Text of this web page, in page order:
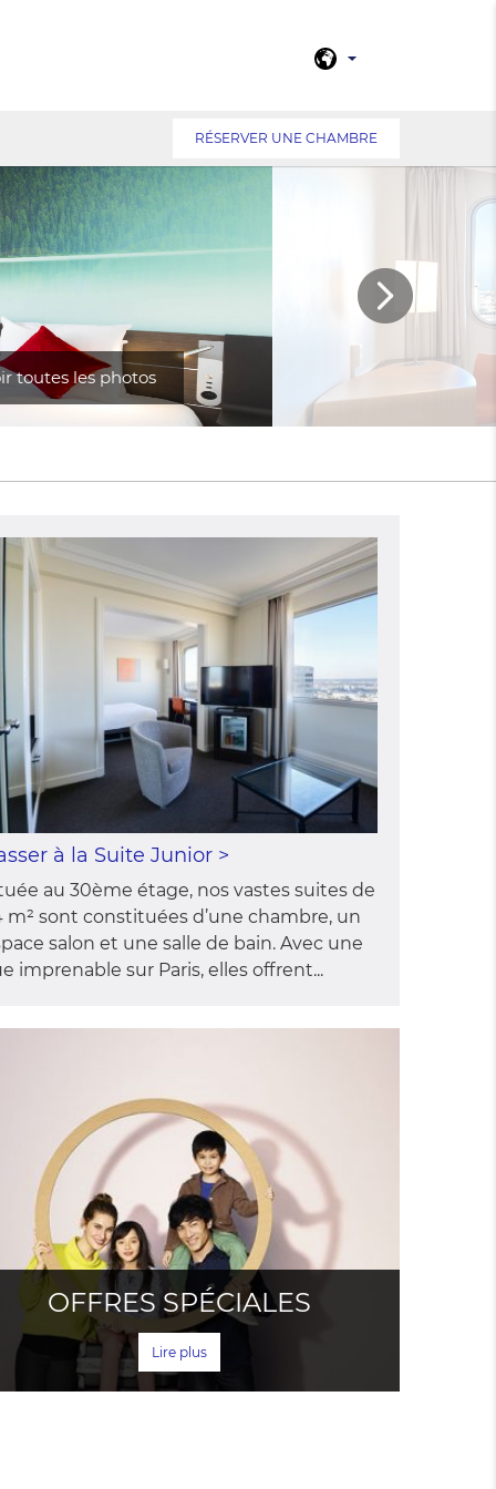
RÉSERVER UNE CHAMBRE
toutes les photos
à la Suite Junior >
au 30ème étage, nos vastes suites de
m² sont constituées d’une chambre, un
salon et une salle de bain. Avec une
imprenable sur Paris, elles offrent...
OFFRES SPÉCIALES
Lire plus